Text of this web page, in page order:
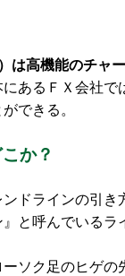
は高機能のチャ
あるＦＸ会社で
できる。
か？
ドラインの引き
と呼んでいるラ
ソク足のヒゲの